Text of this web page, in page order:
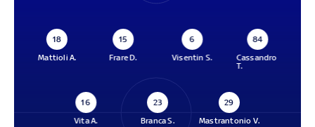
18
Mattioli A.
15
Frare D.
6
Visentin S.
84
Cassandro
T.
16
Vita A.
23
Branca S.
29
Mastrantonio V.